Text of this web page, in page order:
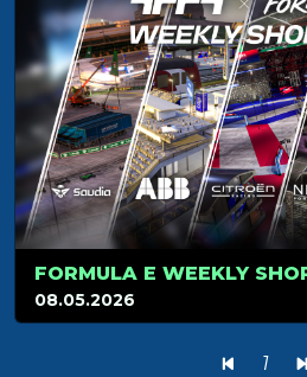
FORMULA E WEEKLY
08.05.2026
1